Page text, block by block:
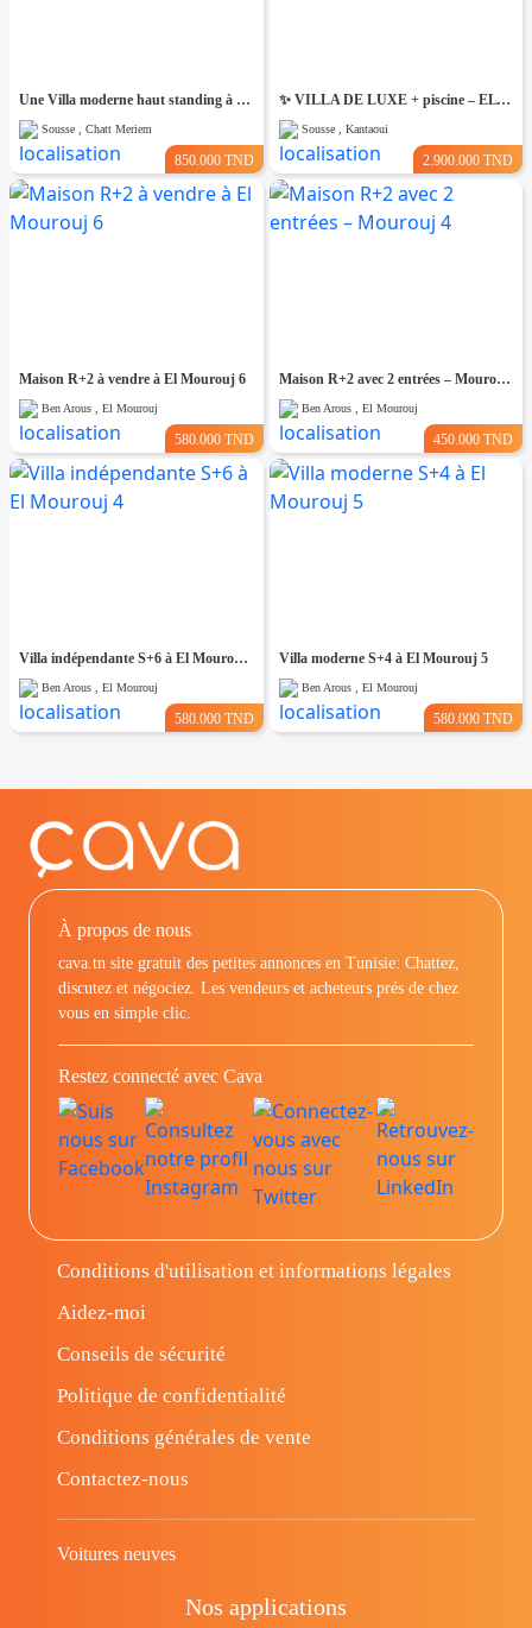
Une Villa moderne haut standing à Chatt Mariem Sousse Vue mer
Sousse , Chatt Meriem
850.000 TND
​✨ VILLA DE LUXE + piscine – EL KANTAOUI, SOUSSE
Sousse , Kantaoui
2.900.000 TND
Maison R+2 à vendre à El Mourouj 6
Ben Arous , El Mourouj
580.000 TND
Maison R+2 avec 2 entrées – Mourouj 4
Ben Arous , El Mourouj
450.000 TND
Villa indépendante S+6 à El Mourouj 4
Ben Arous , El Mourouj
580.000 TND
Villa moderne S+4 à El Mourouj 5
Ben Arous , El Mourouj
580.000 TND
À propos de nous
cava.tn site gratuit des petites annonces en Tunisie: Chattez,
discutez et négociez. Les vendeurs et acheteurs prés de chez
vous en simple clic.
Restez connecté avec Cava
Conditions d'utilisation et informations légales
Aidez-moi
Conseils de sécurité
Politique de confidentialité
Conditions générales de vente
Contactez-nous
Voitures neuves
Nos applications